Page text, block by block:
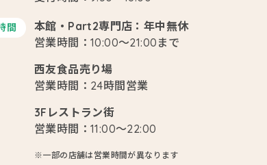
間
本館・Part2専門店：年中無休
営業時間：10:00～21:00まで
西友食品売り場
営業時間：24時間営業
3Fレストラン街
営業時間：11:00～22:00
※一部の店舗は営業時間が異なります